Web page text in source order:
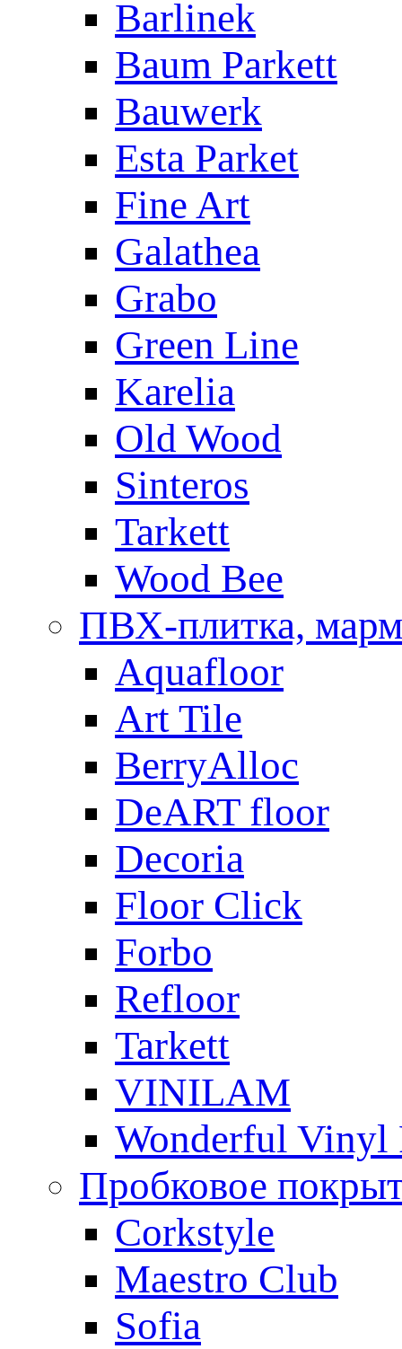
Barlinek
Baum Parkett
Bauwerk
Esta Parket
Fine Art
Galathea
Grabo
Green Line
Karelia
Old Wood
Sinteros
Tarkett
Wood Bee
ПВХ-плитка,
Aquafloor
Art Tile
BerryAlloc
DeART floor
Decoria
Floor Click
Forbo
Refloor
Tarkett
VINILAM
Wonderful Vinyl
Пробковое
Corkstyle
Maestro Club
Sofia